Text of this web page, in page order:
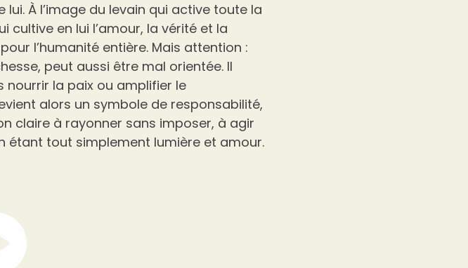
À l’image du levain qui active toute la
cultive en lui l’amour, la vérité et la
l’humanité entière. Mais attention :
peut aussi être mal orientée. Il
nourrir la paix ou amplifier le
alors un symbole de responsabilité,
claire à rayonner sans imposer, à agir
étant tout simplement lumière et amour.